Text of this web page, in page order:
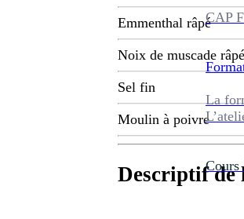
CAP
La
Cours
Emmenthal râpé
Noix de muscade
Sel fin
Moulin à poivre
Descriptif de